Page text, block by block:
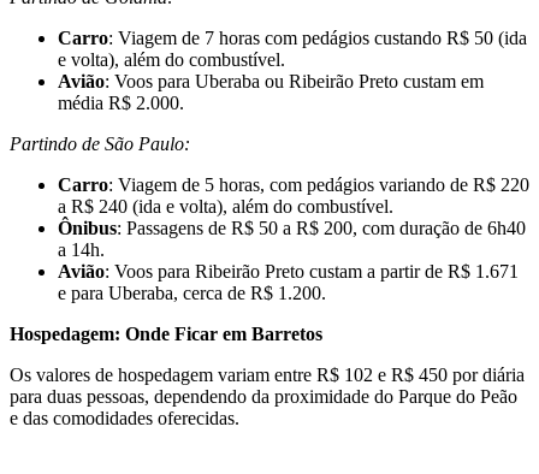
Carro: Viagem de 7 horas com pedágios custando R$ 50 (ida
e volta), além do combustível.
Avião: Voos para Uberaba ou Ribeirão Preto custam em
média R$ 2.000.
Partindo de São Paulo:
Carro: Viagem de 5 horas, com pedágios variando de R$ 220
a R$ 240 (ida e volta), além do combustível.
Ônibus: Passagens de R$ 50 a R$ 200, com duração de 6h40
a 14h.
Avião: Voos para Ribeirão Preto custam a partir de R$ 1.671
e para Uberaba, cerca de R$ 1.200.
Hospedagem: Onde Ficar em Barretos
Os valores de hospedagem variam entre R$ 102 e R$ 450 por diária
para duas pessoas, dependendo da proximidade do Parque do Peão
e das comodidades oferecidas.